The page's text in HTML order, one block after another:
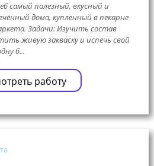
самый полезный, вкусный и
дома, купленный в пекарне
Задачи: Изучить состав
живую закваску и испечь свой
б...
работу